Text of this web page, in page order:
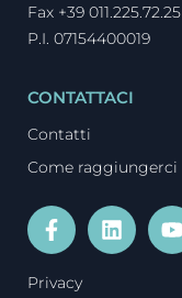
Fax +39 011.225.72.25
P.I. 07154400019
CONTATTACI
Contatti
Come raggiungerci
Privacy